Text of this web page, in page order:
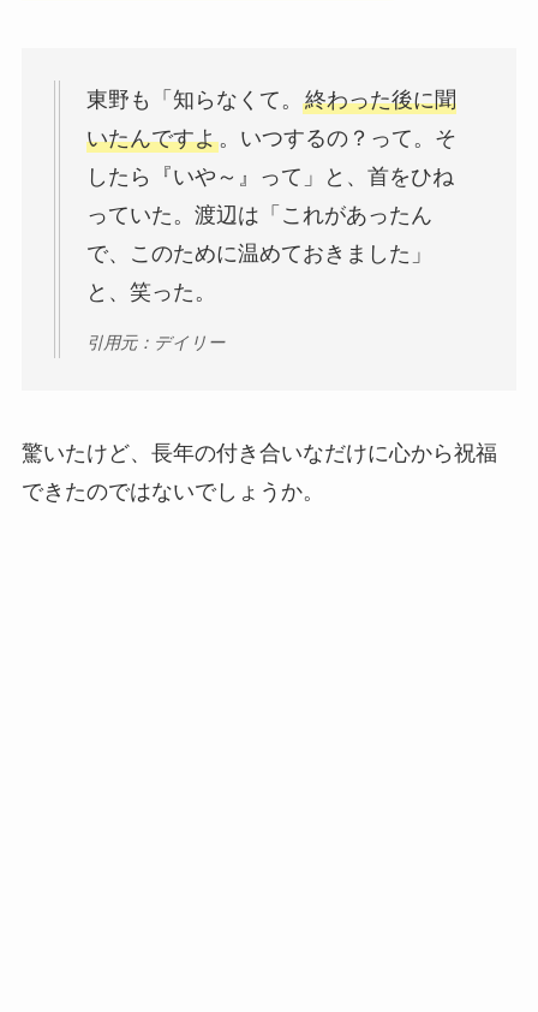
東野も「知らなくて。 終わった後に聞
いたんですよ。いつするの？って。そ
したら『いや～』って」と、首をひね
っていた。渡辺は「これがあったん
で、このために温めておきました」
と、笑った。
引用元：デイリー
驚いたけど、長年の付き合いなだけに心から祝福
できたのではないでしょうか。